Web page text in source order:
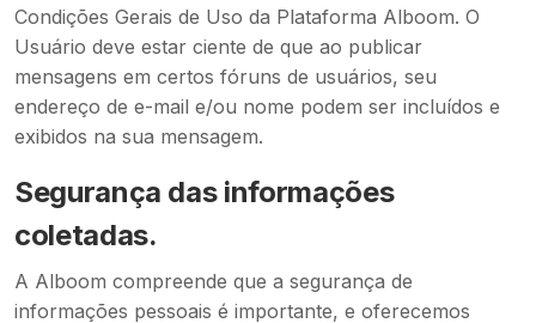
Condições Gerais de Uso da Plataforma Alboom. O
Usuário deve estar ciente de que ao publicar
mensagens em certos fóruns de usuários, seu
endereço de e-mail e/ou nome podem ser incluídos e
exibidos na sua mensagem.
Segurança das informações
coletadas.
A Alboom compreende que a segurança de
informações pessoais é importante, e oferecemos